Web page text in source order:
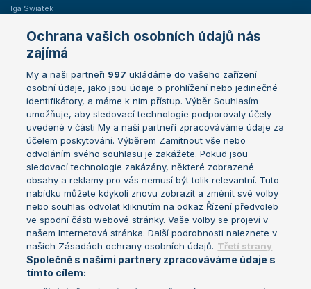
Iga Swiatek
Žebříčky
Žebříček ATP (muži)
Žebříček WTA (ženy)
Sázkařský žebříček
Australian Open
French Open
Wimbledon
US Open
Turnaj mistrů
Turnaj mistryň
Aktualní trendy
Fotbalové přestupy
Livesport Daily
LS Prague Open
Ochrana vašich osobních údajů nás
zajímá
My a naši partneři 997 ukládáme do vašeho zařízení
osobní údaje, jako jsou údaje o prohlížení nebo jedinečné
identifikátory, a máme k nim přístup. Výběr Souhlasím
umožňuje, aby sledovací technologie podporovaly účely
uvedené v části My a naši partneři zpracováváme údaje za
účelem poskytování. Výběrem Zamítnout vše nebo
odvoláním svého souhlasu je zakážete. Pokud jsou
sledovací technologie zakázány, některé zobrazené
obsahy a reklamy pro vás nemusí být tolik relevantní. Tuto
nabídku můžete kdykoli znovu zobrazit a změnit své volby
nebo souhlas odvolat kliknutím na odkaz Řízení předvoleb
ve spodní části webové stránky. Vaše volby se projeví v
našem Internetová stránka. Další podrobnosti naleznete v
našich Zásadách ochrany osobních údajů. Třetí strany
Společně s našimi partnery zpracováváme údaje s
tímto cílem: